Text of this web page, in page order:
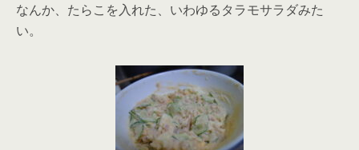
なんか、たらこを入れた、いわゆるタラモサラダみた
い。